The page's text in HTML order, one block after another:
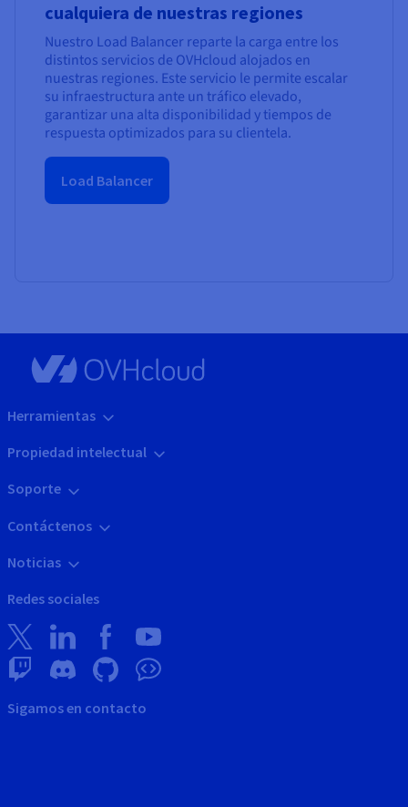
cualquiera de nuestras regiones
Nuestro Load Balancer reparte la carga entre los
distintos servicios de OVHcloud alojados en
nuestras regiones. Este servicio le permite escalar
su infraestructura ante un tráfico elevado,
garantizar una alta disponibilidad y tiempos de
respuesta optimizados para su clientela.
Load Balancer
Herramientas
Propiedad intelectual
Soporte
Contáctenos
Noticias
Redes sociales
Sigamos en contacto